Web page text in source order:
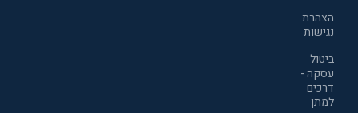
הצהרת
נגישות
ביטול
עסקה -
דרכים
למתן